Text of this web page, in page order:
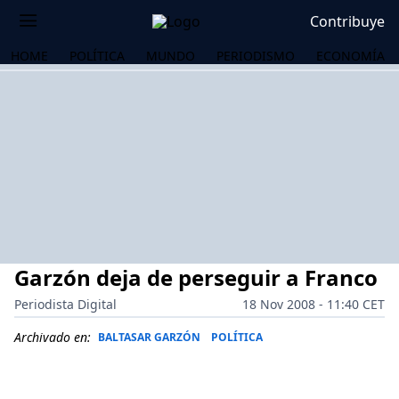
Contribuye
HOME POLÍTICA MUNDO PERIODISMO ECONOMÍA
Garzón deja de perseguir a Franco
Periodista Digital
18 Nov 2008 - 11:40 CET
Archivado en: BALTASAR GARZÓN POLÍTICA